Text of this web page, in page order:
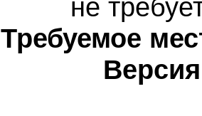
не
Требуемое